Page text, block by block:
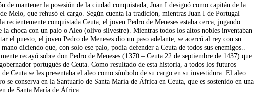
de mantener la posesión de la ciudad conquistada, Juan I designó como capitán de la
Melo, que rehusó el cargo. Según cuenta la tradición, mientras Juan I de Portugal
recientemente conquistada Ceuta, el joven Pedro de Meneses estaba cerca, jugando
la choca con un palo o Aleo (olivo silvestre). Mientras todos los altos nobles inventaban
el puesto, el joven Pedro de Meneses dio un paso adelante, se acercó al rey con su
diciendo que, con solo ese palo, podía defender a Ceuta de todos sus enemigos..
recayó sobre don Pedro de Meneses (1370 – Ceuta 22 de septiembre de 1437) que
portugués de Ceuta. Como resultado de esta historia, a todos los futuros
de Ceuta se les presentaba el aleo como símbolo de su cargo en su investidura. El aleo
se conserva en la Santuario de Santa María de África en Ceuta, que es sostenido en una
de Santa María de África.